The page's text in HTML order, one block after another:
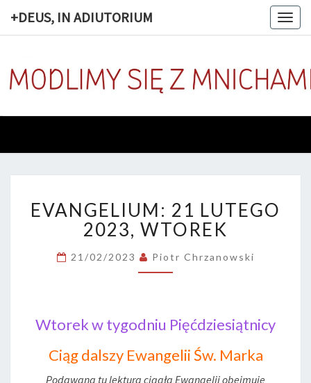
+DEUS, IN ADIUTORIUM
21
LUTEGO
2023,
WTOREK
EVANGELIUM: 21 LUTEGO
2023, WTOREK
21/02/2023 Piotr Chrzanowski
Wtorek w tygodniu Pięćdziesiątnicy
Ciąg dalszy Ewangelii Św. Marka
Podawana tu lektura ciągła Ewangelii obejmuje